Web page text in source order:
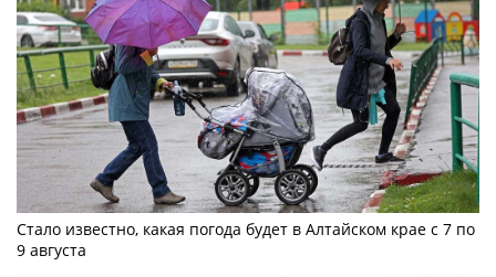
Стало известно, какая погода будет в Алтайском крае с 7 по
9 августа